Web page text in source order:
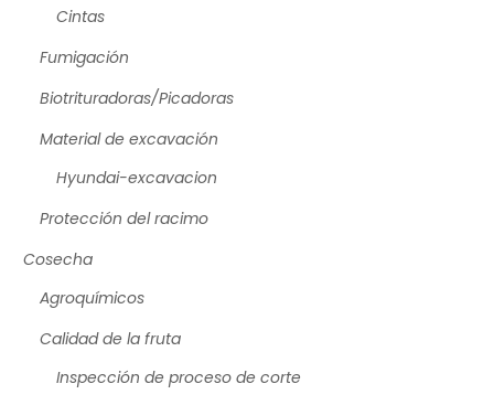
Cintas
Fumigación
Biotrituradoras/Picadoras
Material de excavación
Hyundai-excavacion
Protección del racimo
Cosecha
Agroquímicos
Calidad de la fruta
Inspección de proceso de corte